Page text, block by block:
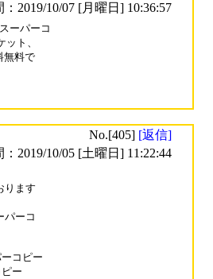
2019/10/07 [月曜日] 10:36:57
ーパーコ
ト、
無料で
No.[405] [返信]
2019/10/05 [土曜日] 11:22:44
ります
パーコ
コピー
ー